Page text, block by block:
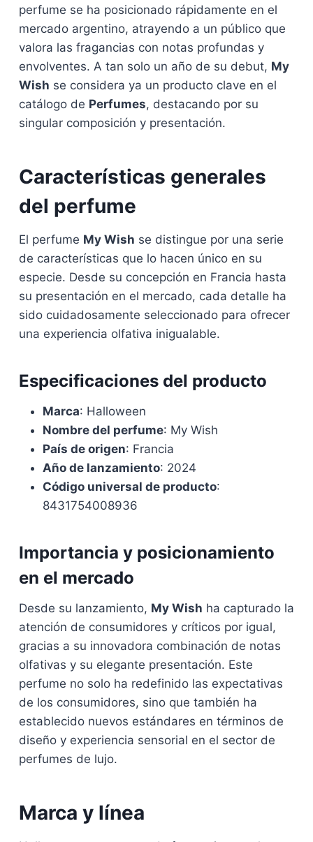
perfume se ha posicionado rápidamente en el
mercado argentino, atrayendo a un público que
valora las fragancias con notas profundas y
envolventes. A tan solo un año de su debut, My
Wish se considera ya un producto clave en el
catálogo de Perfumes, destacando por su
singular composición y presentación.
Características generales
del perfume
El perfume My Wish se distingue por una serie
de características que lo hacen único en su
especie. Desde su concepción en Francia hasta
su presentación en el mercado, cada detalle ha
sido cuidadosamente seleccionado para ofrecer
una experiencia olfativa inigualable.
Especificaciones del producto
Marca: Halloween
Nombre del perfume: My Wish
País de origen: Francia
Año de lanzamiento: 2024
Código universal de producto:
8431754008936
Importancia y posicionamiento
en el mercado
Desde su lanzamiento, My Wish ha capturado la
atención de consumidores y críticos por igual,
gracias a su innovadora combinación de notas
olfativas y su elegante presentación. Este
perfume no solo ha redefinido las expectativas
de los consumidores, sino que también ha
establecido nuevos estándares en términos de
diseño y experiencia sensorial en el sector de
perfumes de lujo.
Marca y línea